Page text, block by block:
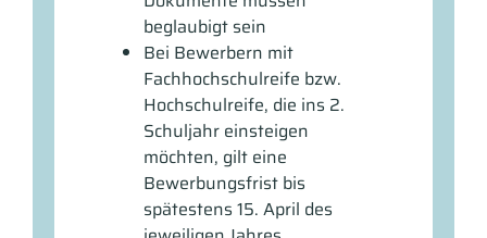
beglaubigt sein
Bei Bewerbern mit
Fachhochschulreife bzw.
Hochschulreife, die ins 2.
Schuljahr einsteigen
möchten, gilt eine
Bewerbungsfrist bis
spätestens 15. April des